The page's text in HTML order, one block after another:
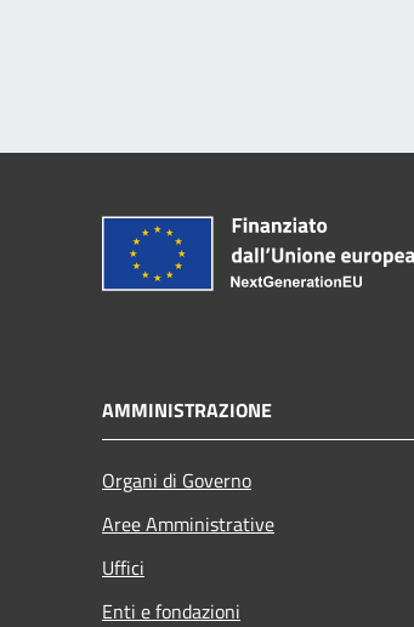
AMMINISTRAZIONE
Organi di Governo
Aree Amministrative
Uffici
Enti e fondazioni